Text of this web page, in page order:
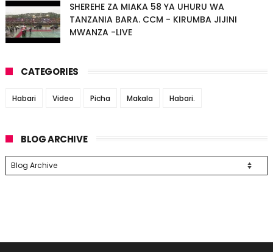
SHEREHE ZA MIAKA 58 YA UHURU WA
TANZANIA BARA. CCM - KIRUMBA JIJINI
MWANZA -LIVE
CATEGORIES
Habari Video Picha Makala Habari.
BLOG ARCHIVE